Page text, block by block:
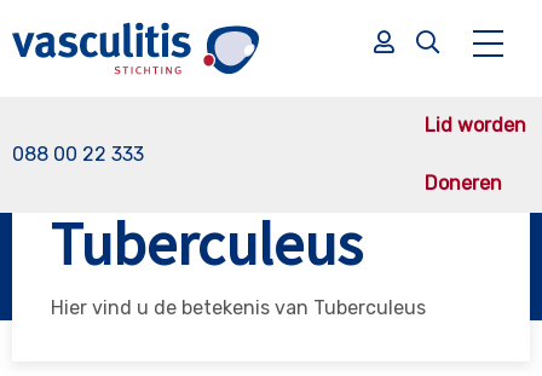
088 00 22 333
Lid worden
Doneren
Zoek
Tuberculeus
Hier vind u de betekenis van Tuberculeus